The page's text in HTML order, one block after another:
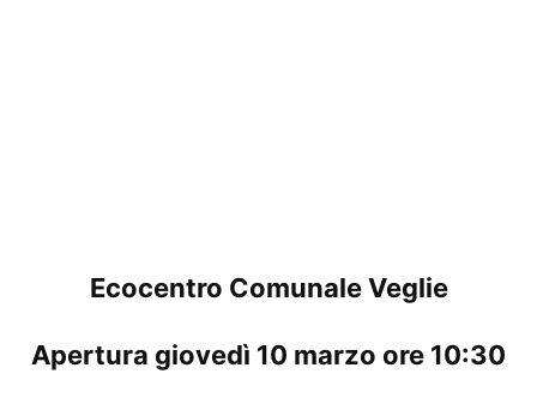
Ecocentro Comunale Veglie
Apertura giovedì 10 marzo ore 10:30